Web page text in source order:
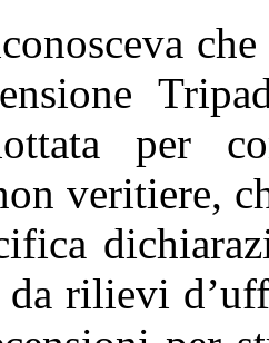
per
veritiere,
da rilievi